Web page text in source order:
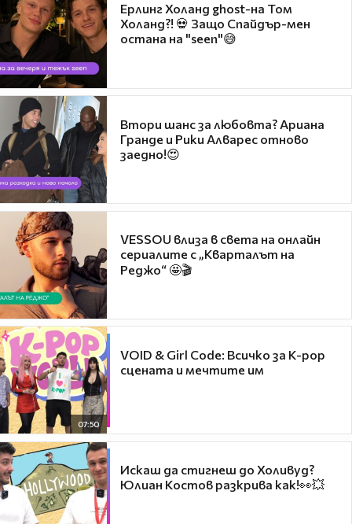
Ерлинг Холанд ghost-на Том
Холанд?! 💀 Защо Спайдър-мен
остана на "seen"😅
Втори шанс за любовта? Ариана
Гранде и Рики Алварес отново
заедно!😍
VESSOU влиза в света на онлайн
сериалите с „Кварталът на
Реджо“ 🤩🎬
07:50
VOID & Girl Code: Всичко за K-pop
сцената и мечтите им
Искаш да стигнеш до Холивуд?
Юлиан Костов разкрива как!👀💥